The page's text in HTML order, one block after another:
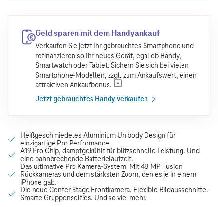
Geld sparen mit dem Handyankauf
Verkaufen Sie jetzt Ihr gebrauchtes Smartphone und
refinanzieren so Ihr neues Gerät, egal ob Handy,
Smartwatch oder Tablet. Sichern Sie sich bei vielen
Smartphone-Modellen, zzgl. zum Ankaufswert, einen
attraktiven Ankaufbonus.
Jetzt gebrauchtes Handy verkaufen